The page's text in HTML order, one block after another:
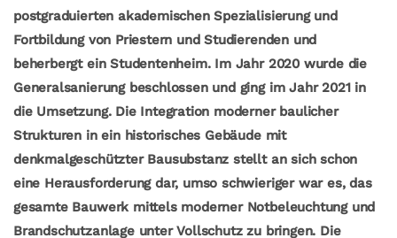
postgraduierten akademischen Spezialisierung und
Fortbildung von Priestern und Studierenden und
beherbergt ein Studentenheim. Im Jahr 2020 wurde die
Generalsanierung beschlossen und ging im Jahr 2021 in
die Umsetzung. Die Integration moderner baulicher
Strukturen in ein historisches Gebäude mit
denkmalgeschützter Bausubstanz stellt an sich schon
eine Herausforderung dar, umso schwieriger war es, das
gesamte Bauwerk mittels moderner Notbeleuchtung und
Brandschutzanlage unter Vollschutz zu bringen. Die